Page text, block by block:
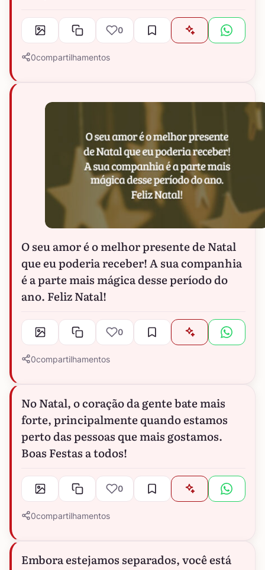
0
0compartilhamentos
O seu amor é o melhor presente de Natal
que eu poderia receber! A sua companhia
é a parte mais mágica desse período do
ano. Feliz Natal!
0
0compartilhamentos
No Natal, o coração da gente bate mais
forte, principalmente quando estamos
perto das pessoas que mais gostamos.
Boas Festas a todos!
0
0compartilhamentos
Embora estejamos separados, você está